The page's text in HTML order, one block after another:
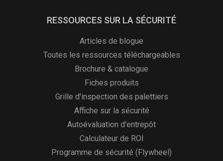
RESSOURCES SUR LA SÉCURITÉ
Articles de blogue
Toutes les ressources téléchargeables
Brochure & catalogue
Fiches produits
Grille d'inspection des palettiers
Affiche sur la sécurité
Autoévaluation d'entrepôt
Calculateur de ROI
Programme de sécurité (Flywheel)